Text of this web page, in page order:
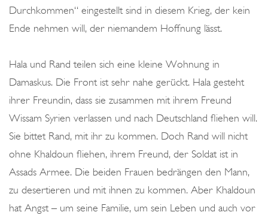
Durchkommen“ eingestellt sind in diesem Krieg, der kein
Ende nehmen will, der niemandem Hoffnung lässt.
Hala und Rand teilen sich eine kleine Wohnung in
Damaskus. Die Front ist sehr nahe gerückt. Hala gesteht
ihrer Freundin, dass sie zusammen mit ihrem Freund
Wissam Syrien verlassen und nach Deutschland fliehen will.
Sie bittet Rand, mit ihr zu kommen. Doch Rand will nicht
ohne Khaldoun fliehen, ihrem Freund, der Soldat ist in
Assads Armee. Die beiden Frauen bedrängen den Mann,
zu desertieren und mit ihnen zu kommen. Aber Khaldoun
hat Angst – um seine Familie, um sein Leben und auch vor